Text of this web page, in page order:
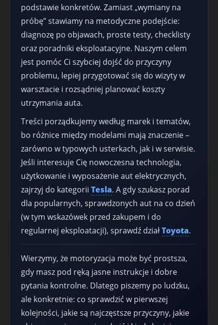
podstawie konkretów. Zamiast „wymiany na
próbę” stawiamy na metodyczne podejście:
diagnozę po objawach, proste testy, checklisty
oraz poradniki eksploatacyjne. Naszym celem
jest pomóc Ci szybciej dojść do przyczyny
problemu, lepiej przygotować się do wizyty w
warsztacie i rozsądniej planować koszty
utrzymania auta.
Treści porządkujemy według marek i tematów,
bo różnice między modelami mają znaczenie –
zarówno w typowych usterkach, jak i w serwisie.
Jeśli interesuje Cię nowoczesna technologia,
użytkowanie i wyposażenie aut elektrycznych,
zajrzyj do kategorii Tesla. A gdy szukasz porad
dla popularnych, sprawdzonych aut na co dzień
(w tym wskazówek przed zakupem i do
regularnej eksploatacji), sprawdź działToyota.
Wierzymy, że motoryzacja może być prostsza,
gdy masz pod ręką jasne instrukcje i dobre
pytania kontrolne. Dlatego piszemy po ludzku,
ale konkretnie: co sprawdzić w pierwszej
kolejności, jakie są najczęstsze przyczyny, jakie